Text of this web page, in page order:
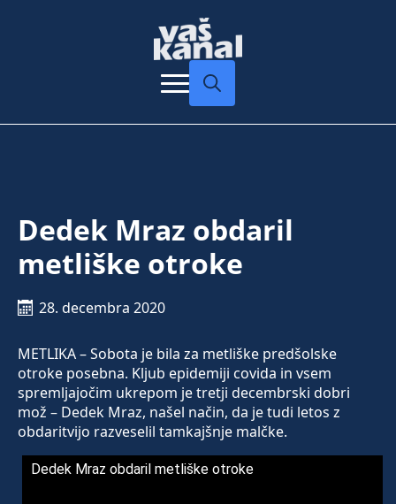
Dedek Mraz obdaril
metliške otroke
28. decembra 2020
METLIKA – Sobota je bila za metliške predšolske
otroke posebna. Kljub epidemiji covida in vsem
spremljajočim ukrepom je tretji decembrski dobri
mož – Dedek Mraz, našel način, da je tudi letos z
obdaritvijo razveselil tamkajšnje malčke.
Dedek Mraz obdaril metliške otroke